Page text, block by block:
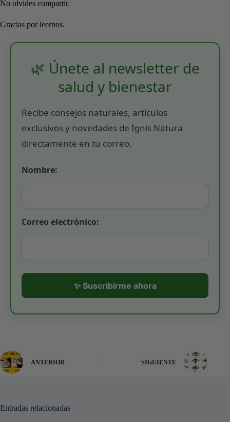
No olvides compartir.
Gracias por leernos.
🌿 Únete al newsletter de
salud y bienestar
Recibe consejos naturales, artículos
exclusivos y novedades de Ignis Natura
directamente en tu correo.
Nombre:
Correo electrónico:
✨ Suscribirme ahora
ANTERIOR SIGUIENTE
Entradas relacionadas